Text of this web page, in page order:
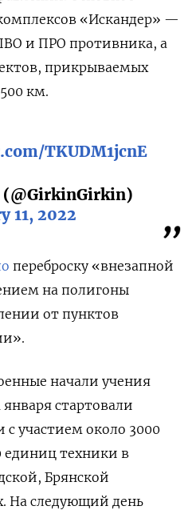
«Искандер» —
и ПРО противника, а
прикрываемых
км.
TKUDM1jcnE
11, 2022
переброску «внезапной
на полигоны
от пунктов
начали учения
января стартовали
с участием около 3000
единиц техники в
Брянской
На следующий день